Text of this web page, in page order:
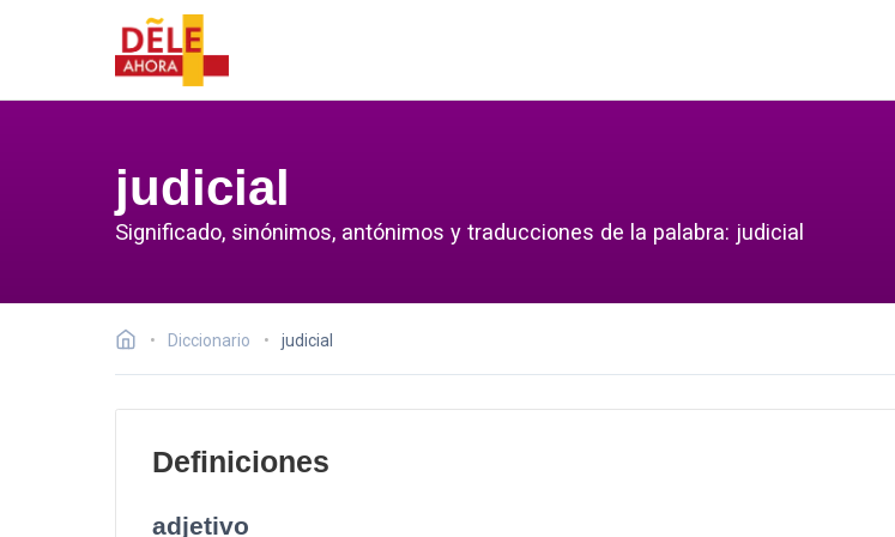
judicial
Significado, sinónimos, antónimos y traducciones de la palabra: judicial
Diccionario judicial
Definiciones
adjetivo